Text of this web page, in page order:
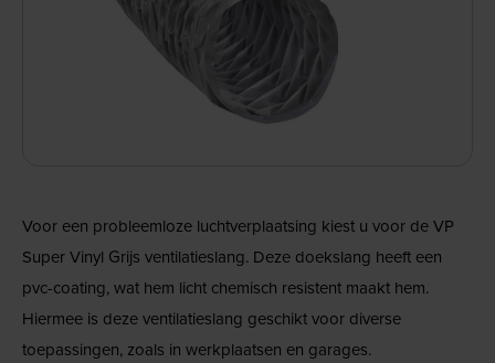
Voor een probleemloze luchtverplaatsing kiest u voor de VP
Super Vinyl Grijs ventilatieslang. Deze doekslang heeft een
pvc-coating, wat hem licht chemisch resistent maakt hem.
Hiermee is deze ventilatieslang geschikt voor diverse
toepassingen, zoals in werkplaatsen en garages.